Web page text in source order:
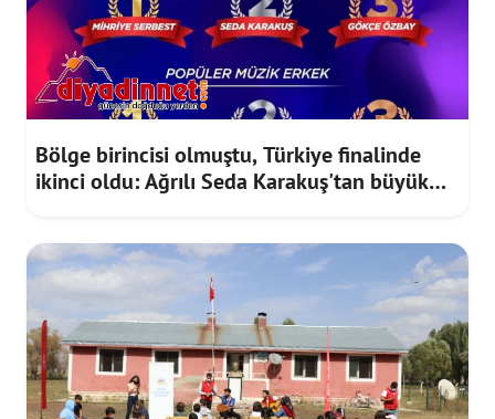
Bölge birincisi olmuştu, Türkiye finalinde
ikinci oldu: Ağrılı Seda Karakuş'tan büyük